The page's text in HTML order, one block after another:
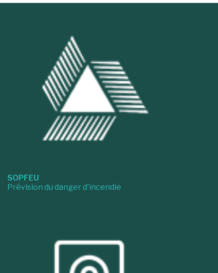
SOPFEU
Prévision du danger d'incendie